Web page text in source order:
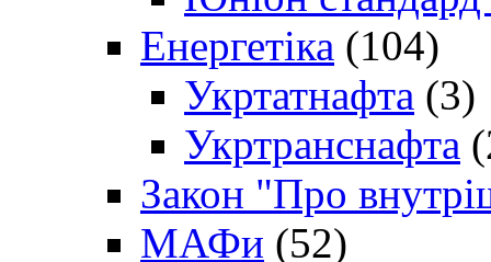
Енергетіка (104)
Укртатнафта (3)
Укртранснафта
Закон "Про
МАФи (52)